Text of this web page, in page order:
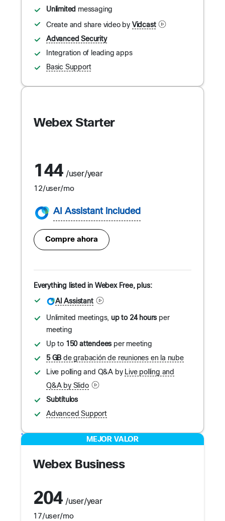
Unlimited messaging
Create and share video by Vidcast
Advanced Security
Integration of leading apps
Basic Support
Webex Starter
144 /user/year
12/user/mo
AI Assistant included
Compre ahora
Everything listed in Webex Free, plus:
AI Assistant
Unlimited meetings, up to 24 hours per
meeting
Up to 150 attendees per meeting
5 GB de grabación de reuniones en la nube
Live polling and Q&A by Live polling and
Q&A by Slido
Subtítulos
Advanced Support
MEJOR VALOR
Webex Business
204 /user/year
17/user/mo